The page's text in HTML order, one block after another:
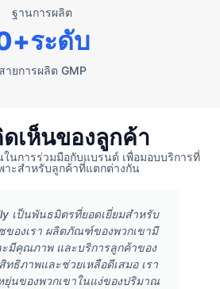
ฐานการผลิต
สายการผลิต GMP
+ระดับ
เห็นของลูกค้า
นการร่วมมือกับแบรนด์ เพื่อมอบบริการที่
าะสำหรับลูกค้าที่แตกต่างกัน
เป็นพันธมิตรที่ยอดเยี่ยมสำหรับ
ของเรา ผลิตภัณฑ์ของพวกเขามี
ะมีคุณภาพ และบริการลูกค้าของ
ทธิภาพและช่วยเหลือดีเสมอ เรา
นของพวกเขาในแง่ของปริมาณ